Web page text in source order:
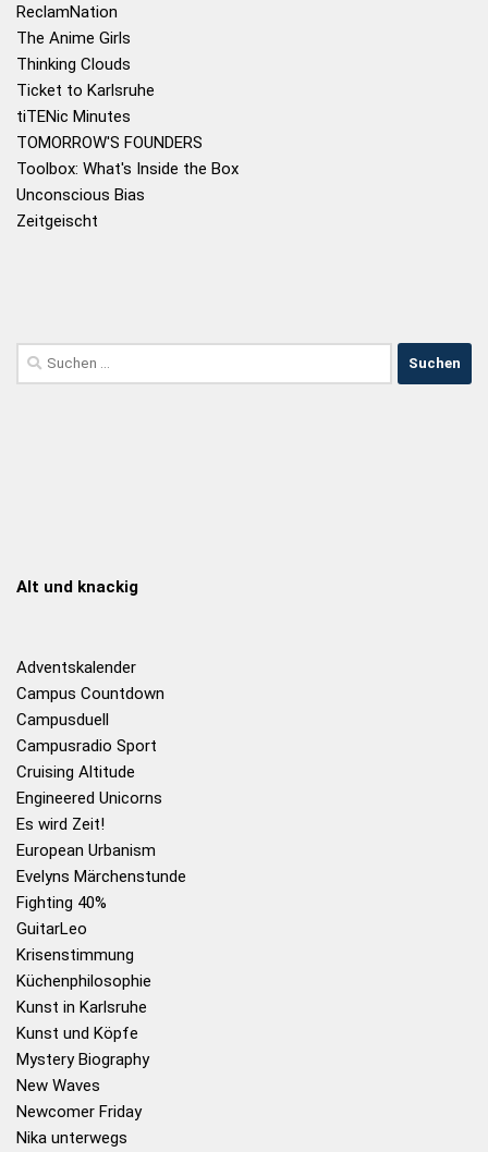
ReclamNation
The Anime Girls
Thinking Clouds
Ticket to Karlsruhe
tiTENic Minutes
TOMORROW'S FOUNDERS
Toolbox: What's Inside the Box
Unconscious Bias
Zeitgeischt
Alt und knackig
Adventskalender
Campus Countdown
Campusduell
Campusradio Sport
Cruising Altitude
Engineered Unicorns
Es wird Zeit!
European Urbanism
Evelyns Märchenstunde
Fighting 40%
GuitarLeo
Krisenstimmung
Küchenphilosophie
Kunst in Karlsruhe
Kunst und Köpfe
Mystery Biography
New Waves
Newcomer Friday
Nika unterwegs